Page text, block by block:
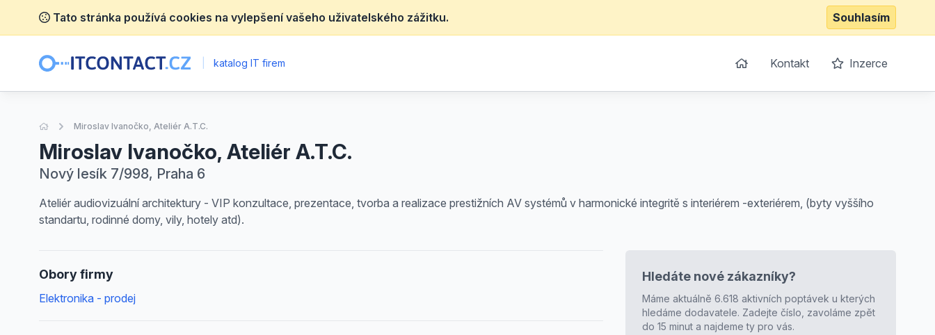
Tato stránka používá cookies na vylepšení vašeho uživatelského zážitku. Souhlasím
katalog IT firem Kontakt Inzerce
Úvodní stránka
Miroslav Ivanočko, Ateliér A.T.C.
Miroslav Ivanočko, Ateliér A.T.C.
Nový lesík 7/998, Praha 6
Ateliér audiovizuální architektury - VIP konzultace, prezentace, tvorba a realizace prestižních AV systémů v harmonické integritě s interiérem -exteriérem, (byty vyššího
standartu, rodinné domy, vily, hotely atd).
Obory firmy
Elektronika - prodej
Hledáte nové zákazníky?
Máme aktuálně 6.618 aktivních poptávek u kterých
hledáme dodavatele. Zadejte číslo, zavoláme zpět
do 15 minut a najdeme ty pro vás.